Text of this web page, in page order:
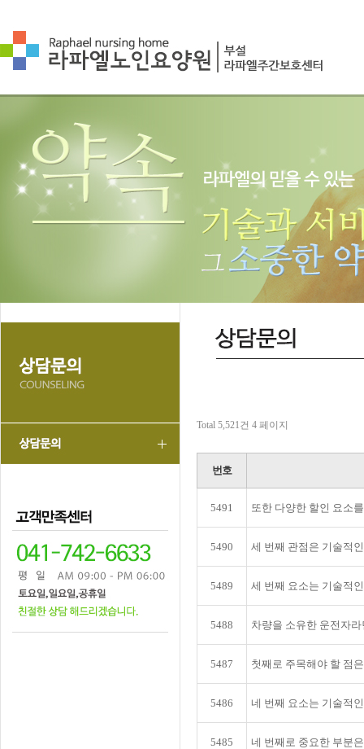
Total 5,521건 4 페이지
번호
5491 또한 다양한 할인 요소
5490 세 번째 관점은 기술적
5489 세 번째 요소는 기술적
5488 차량을 소유한 운전자
5487 첫째로 주목해야 할 점
5486 네 번째 요소는 기술적
5485 네 번째로 중요한 부분